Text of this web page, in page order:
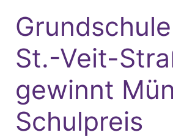
St.-Veit-
gewinnt
Schulpreis
der
St.-
Veit-
gewinnt
Münchner
Schulpreis